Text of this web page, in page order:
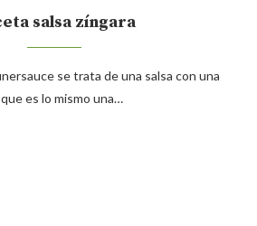
salsa zíngara
se trata de una salsa con una
es lo mismo una…